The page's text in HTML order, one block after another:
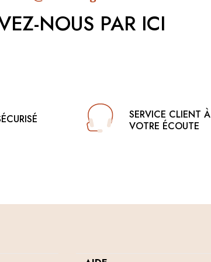
NOUS PAR ICI
SERVICE CLIENT À
VOTRE ÉCOUTE